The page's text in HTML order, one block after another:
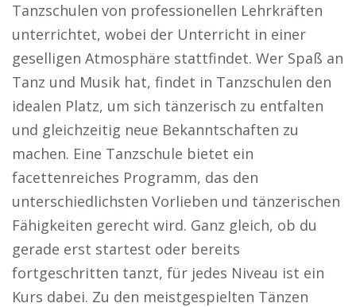
Tanzschulen von professionellen Lehrkräften
unterrichtet, wobei der Unterricht in einer
geselligen Atmosphäre stattfindet. Wer Spaß an
Tanz und Musik hat, findet in Tanzschulen den
idealen Platz, um sich tänzerisch zu entfalten
und gleichzeitig neue Bekanntschaften zu
machen. Eine Tanzschule bietet ein
facettenreiches Programm, das den
unterschiedlichsten Vorlieben und tänzerischen
Fähigkeiten gerecht wird. Ganz gleich, ob du
gerade erst startest oder bereits
fortgeschritten tanzt, für jedes Niveau ist ein
Kurs dabei. Zu den meistgespielten Tänzen